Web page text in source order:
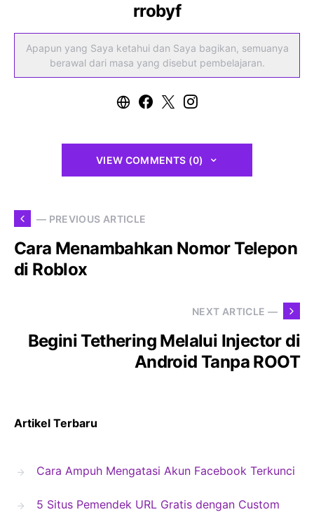
rrobyf
Apapun yang Saya ketahui dan Saya bagikan, semuanya
berawal dari masa yang disebut pembelajaran.
VIEW COMMENTS (0)
— PREVIOUS ARTICLE
Cara Menambahkan Nomor Telepon
di Roblox
NEXT ARTICLE —
Begini Tethering Melalui Injector di
Android Tanpa ROOT
Artikel Terbaru
Cara Ampuh Mengatasi Akun Facebook Terkunci
5 Situs Pemendek URL Gratis dengan Custom